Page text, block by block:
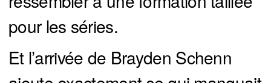
pour les séries.
Et l’arrivée de Brayden Schenn